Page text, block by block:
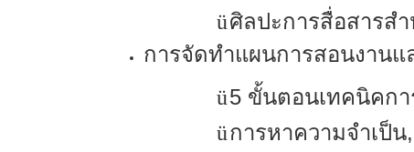
üศิลปะการสื่อสารส
การจัดทำแผนการสอนงานแ
ü5 ขั้นตอนเทคนิคกา
üการหาความจำเป็